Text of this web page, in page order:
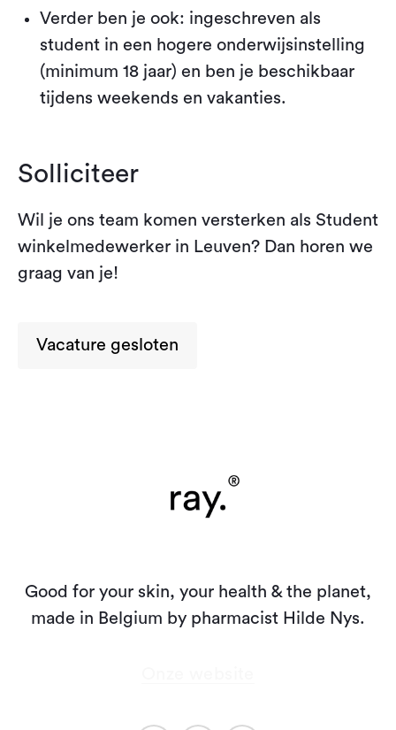
Verder ben je ook: ingeschreven als
student in een hogere onderwijsinstelling
(minimum 18 jaar) en ben je beschikbaar
tijdens weekends en vakanties.
Solliciteer
Wil je ons team komen versterken als Student
winkelmedewerker in Leuven? Dan horen we
graag van je!
Vacature gesloten
Good for your skin, your health & the planet,
made in Belgium by pharmacist Hilde Nys.